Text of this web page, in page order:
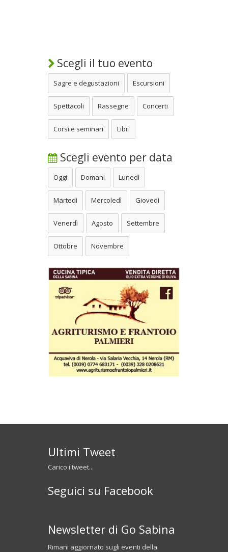
Scegli il tuo evento
Sagre e degustazioni Escursioni
Spettacoli Rassegne Concerti
Corsi e seminari Libri
Scegli evento per data
Oggi Domani Lunedì
Martedì Mercoledì Giovedì
Venerdì Agosto Settembre
Ottobre Novembre
Ultimi Tweet
Carico i tweet...
Seguici su Facebook
Newsletter di Go Sabina
Rimani aggiornato sugli eventi della